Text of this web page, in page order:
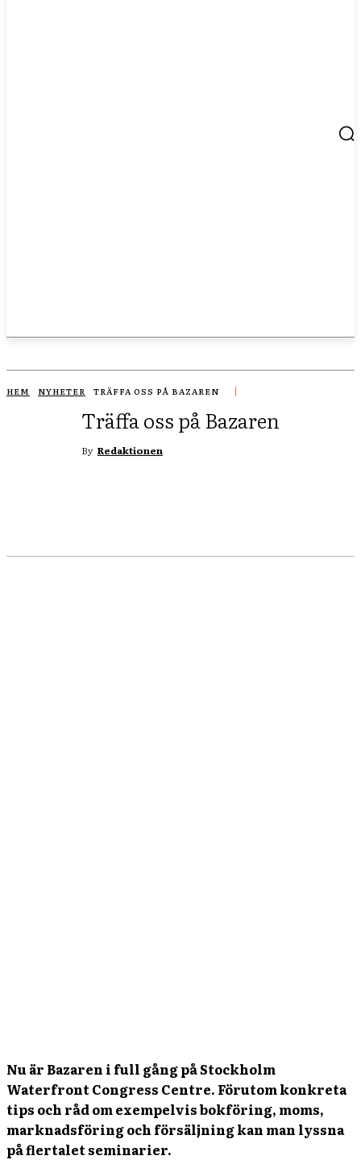
HEM NYHETER TRÄFFA OSS PÅ BAZAREN
Träffa oss på Bazaren
By Redaktionen
Nu är Bazaren i full gång på Stockholm
Waterfront Congress Centre. Förutom konkreta
tips och råd om exempelvis bokföring, moms,
marknadsföring och försäljning kan man lyssna
på flertalet seminarier.